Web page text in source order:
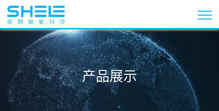
产品展示